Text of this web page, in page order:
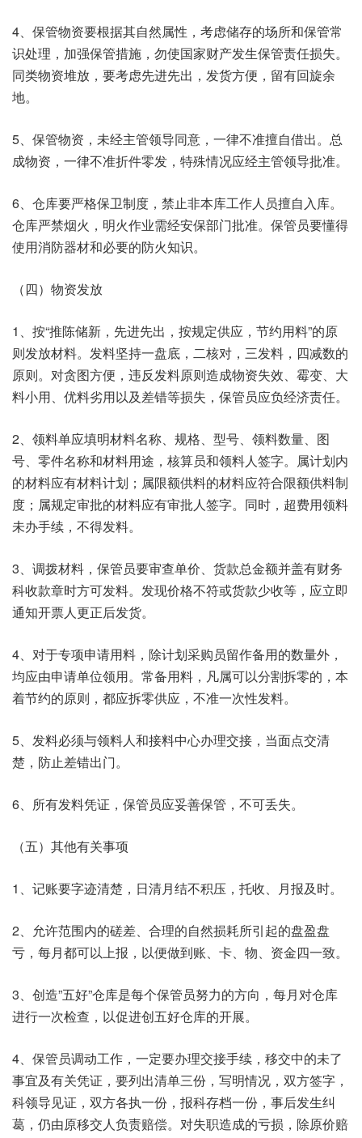
4、保管物资要根据其自然属性，考虑储存的场所和保管常
识处理，加强保管措施，勿使国家财产发生保管责任损失。
同类物资堆放，要考虑先进先出，发货方便，留有回旋余
地。
5、保管物资，未经主管领导同意，一律不准擅自借出。总
成物资，一律不准折件零发，特殊情况应经主管领导批准。
6、仓库要严格保卫制度，禁止非本库工作人员擅自入库。
仓库严禁烟火，明火作业需经安保部门批准。保管员要懂得
使用消防器材和必要的防火知识。
（四）物资发放
1、按“推陈储新，先进先出，按规定供应，节约用料”的原
则发放材料。发料坚持一盘底，二核对，三发料，四减数的
原则。对贪图方便，违反发料原则造成物资失效、霉变、大
料小用、优料劣用以及差错等损失，保管员应负经济责任。
2、领料单应填明材料名称、规格、型号、领料数量、图
号、零件名称和材料用途，核算员和领料人签字。属计划内
的材料应有材料计划；属限额供料的材料应符合限额供料制
度；属规定审批的材料应有审批人签字。同时，超费用领料
未办手续，不得发料。
3、调拨材料，保管员要审查单价、货款总金额并盖有财务
科收款章时方可发料。发现价格不符或货款少收等，应立即
通知开票人更正后发货。
4、对于专项申请用料，除计划采购员留作备用的数量外，
均应由申请单位领用。常备用料，凡属可以分割拆零的，本
着节约的原则，都应拆零供应，不准一次性发料。
5、发料必须与领料人和接料中心办理交接，当面点交清
楚，防止差错出门。
6、所有发料凭证，保管员应妥善保管，不可丢失。
（五）其他有关事项
1、记账要字迹清楚，日清月结不积压，托收、月报及时。
2、允许范围内的磋差、合理的自然损耗所引起的盘盈盘
亏，每月都可以上报，以便做到账、卡、物、资金四一致。
3、创造”五好”仓库是每个保管员努力的方向，每月对仓库
进行一次检查，以促进创五好仓库的开展。
4、保管员调动工作，一定要办理交接手续，移交中的未了
事宜及有关凭证，要列出清单三份，写明情况，双方签字，
科领导见证，双方各执一份，报科存档一份，事后发生纠
葛，仍由原移交人负责赔偿。对失职造成的亏损，除原价赔